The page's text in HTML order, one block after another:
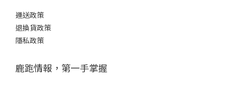
運送政策
退換貨政策
隱私政策
鹿跑情報，第一手掌握